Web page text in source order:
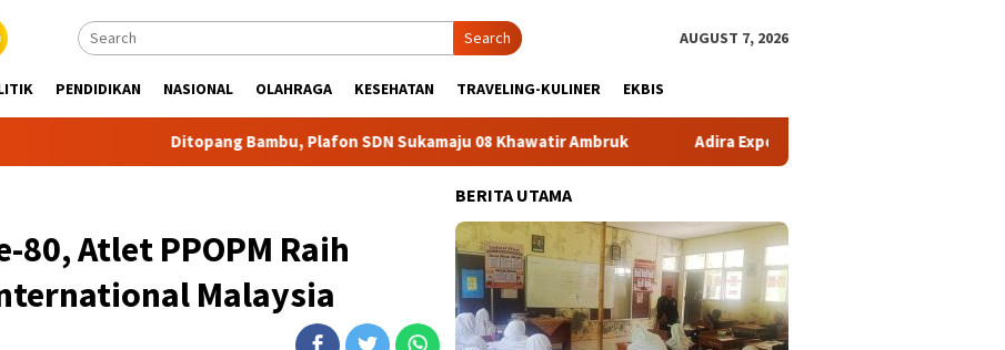
Search AUGUST 7, 2026
PENDIDIKAN NASIONAL OLAHRAGA KESEHATAN TRAVELING-KULINER EKBIS
Ditopang Bambu, Plafon SDN Sukamaju 08 Khawatir Ambruk Adira Expo Merdeka Tawarkan Bunga 1,76 Persen
80, Atlet PPOPM Raih
Malaysia
BERITA UTAMA